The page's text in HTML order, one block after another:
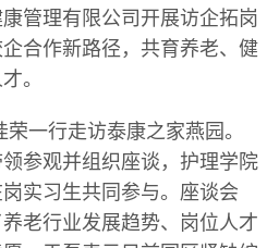
管理有限公司开展访企拓岗
合作新路径，共育养老、健
。
一行走访泰康之家燕园。
参观并组织座谈，护理学院
实习生共同参与。座谈会
养老行业发展趋势、岗位人才